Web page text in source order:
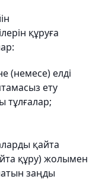
құруға
(немесе) елді
ету
тұлғалар;
қайта
құру) жолымен
заңды